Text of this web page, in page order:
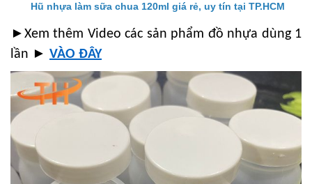
Hũ nhựa làm sữa chua 120ml giá rẻ, uy tín tại TP.HCM
► Xem thêm Video các sản phẩm đồ nhựa dùng 1
lần ► VÀO ĐÂY